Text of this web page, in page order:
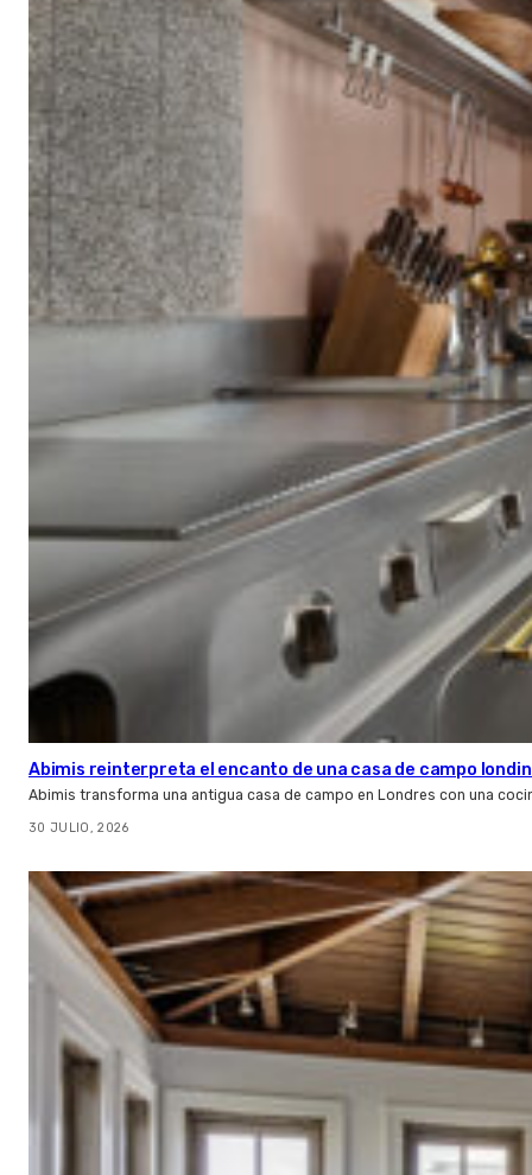
Abimis reinterpreta el encanto de una casa de campo
Abimis transforma una antigua casa de campo en Londres con una
30 JULIO, 2026